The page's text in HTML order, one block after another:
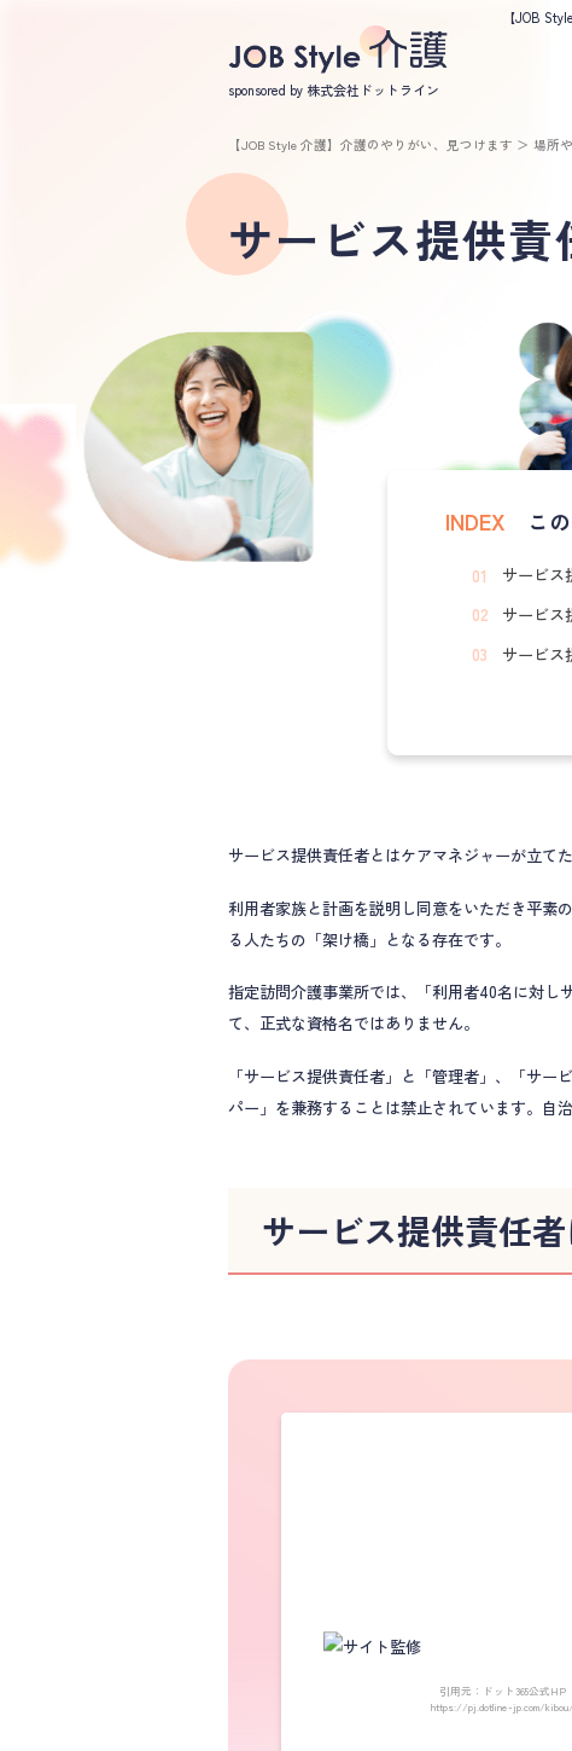
【JOB
sponsored by 株式会社ドットライン
【JOB Style 介護】介護のやりがい、見つけます ＞ 場所
サービス提供責
INDEX こ
サービス
サービス
サービス
サービス提供責任者とはケアマネジャーが立て
利用者家族と計画を説明し同意をいただき平素
る人たちの「架け橋」となる存在です。
指定訪問介護事業所では、「利用者40名に対し
て、正式な資格名ではありません。
「サービス提供責任者」と「管理者」、「サ
パー」を兼務することは禁止されています。自
サービス提供責任
引用元：ドット365公式HP
https://pj.dotline-jp.com/kibou/